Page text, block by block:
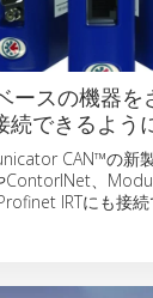
ースの機器を
続できるよう
CAN™の新
、
IRTにも接